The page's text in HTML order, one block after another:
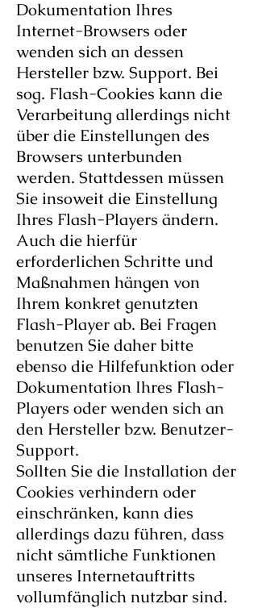
Dokumentation Ihres
Internet-Browsers oder
wenden sich an dessen
Hersteller bzw. Support. Bei
sog. Flash-Cookies kann die
Verarbeitung allerdings nicht
über die Einstellungen des
Browsers unterbunden
werden. Stattdessen müssen
Sie insoweit die Einstellung
Ihres Flash-Players ändern.
Auch die hierfür
erforderlichen Schritte und
Maßnahmen hängen von
Ihrem konkret genutzten
Flash-Player ab. Bei Fragen
benutzen Sie daher bitte
ebenso die Hilfefunktion oder
Dokumentation Ihres Flash-
Players oder wenden sich an
den Hersteller bzw. Benutzer-
Support.
Sollten Sie die Installation der
Cookies verhindern oder
einschränken, kann dies
allerdings dazu führen, dass
nicht sämtliche Funktionen
unseres Internetauftritts
vollumfänglich nutzbar sind.